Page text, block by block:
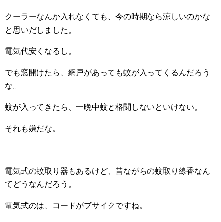
クーラーなんか入れなくても、今の時期なら涼しいのかな
と思いだしました。
電気代安くなるし。
でも窓開けたら、網戸があっても蚊が入ってくるんだろう
な。
蚊が入ってきたら、一晩中蚊と格闘しないといけない。
それも嫌だな。
電気式の蚊取り器もあるけど、昔ながらの蚊取り線香なん
てどうなんだろう。
電気式のは、コードがブサイクですね。